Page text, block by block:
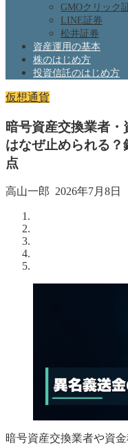
GMOクリック
LINE証券
松井証券
資産運用の基本
株のはじめ方
投資信託のはじめ方
仮想通貨
暗号資産交換業者
はなぜ止められる
点
高山一郎 2026年7月8日
暗号資産交換業者や資